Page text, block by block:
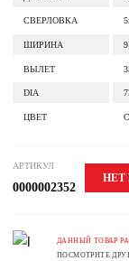
СВЕРЛОВКА
ШИРИНА 9
ВЫЛЕТ
DIA
ЦВЕТ
АРТИКУЛ
0000002352
НЕТ
ДАННЫЙ ТОВАР
ПОСМОТРИТЕ